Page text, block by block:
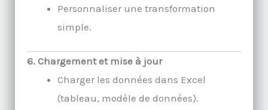
Personnaliser une transformation
simple.
6. Chargement et mise à jour
Charger les données dans Excel
(tableau, modèle de données).